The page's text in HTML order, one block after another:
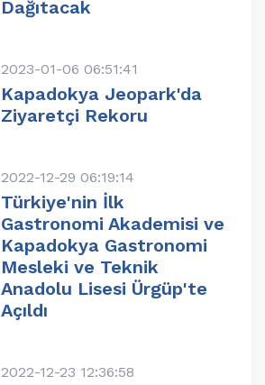
Dağıtacak
2023-01-06 06:51:41
Kapadokya Jeopark'da
Ziyaretçi Rekoru
2022-12-29 06:19:14
Türkiye'nin İlk
Gastronomi Akademisi ve
Kapadokya Gastronomi
Mesleki ve Teknik
Anadolu Lisesi Ürgüp'te
Açıldı
2022-12-23 12:36:58